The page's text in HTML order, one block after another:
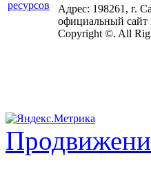
Адрес: 198261, г.
официальный сайт
Copyright ©. All